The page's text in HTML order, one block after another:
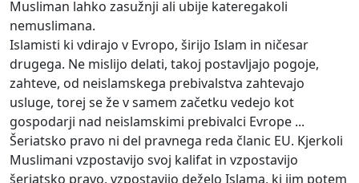
Musliman lahko zasužnji ali ubije kateregakoli
nemuslimana.
Islamisti ki vdirajo v Evropo, širijo Islam in ničesar
drugega. Ne mislijo delati, takoj postavljajo pogoje,
zahteve, od neislamskega prebivalstva zahtevajo
usluge, torej se že v samem začetku vedejo kot
gospodarji nad neislamskimi prebivalci Evrope ...
Šeriatsko pravo ni del pravnega reda članic EU. Kjerkoli
Muslimani vzpostavijo svoj kalifat in vzpostavijo
šeriatsko pravo, vzpostavijo deželo Islama, ki jim potem